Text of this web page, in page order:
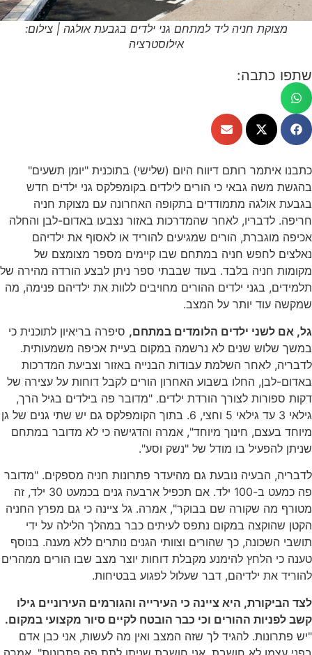
מצוקת חניה ליד למתחם גני ילדים בגבעת אולגה | צילום:
אילוסטרציה
שתפו כתבה:
כתבנו איתמר רותם דיווח היום (שלישי) בתוכנית "יומן תשעים"
בהגשת משה גבאי כי הורים לילדים בקומפלקס גני ילדים חדש
בגבעת אולגה מתמודדים בתקופה האחרונה עם מצוקת חניה
חריפה. לדבריו, לאחר שהמדרכות באזור נצבעו באדום-לבן והחלה
אכיפה מוגברת, הורים שמגיעים להוריד או לאסוף את ילדיהם
נאלצים לחפש חניה במתחם שבו קיימים מספר מצומצם של
מקומות חניה בלבד. בעוד שבבתי ספר ניתן לבצע הורדה מהירה של
תלמידים, בגני ילדים ההורים מחויבים ללוות את ילדיהם פנימה, מה
שמקשה עוד יותר על המצב.
גל, אם לשני ילדים הלומדים במתחם, סיפרה בריאיון לתוכנית כי
במשך שלוש שנים לא נרשמה במקום בעיית אכיפה משמעותית.
לדבריה, לאחר השלמת עבודות הבנייה באזור וצביעת המדרכות
באדום-לבן, החלו בשבוע האחרון הורים לקבל דוחות על עצירה של
דקות ספורות לצורך הורדת ילדים. "מדובר פה בילדים בגיל הרך,
גילאי 3 עד גילאי 5 וחצי, 6. בתוך הקומפלקס גם יש שתי גנים של גן
מיוחד בעצם, חינוך מיוחד", אמרה והדגישה כי לא מדובר במתחם
שניתן להפעיל בו מודל של "נשק וסע".
לדבריה, הבעיה נובעת גם מהיעדר פתרונות חניה מספקים. "מדובר
פה כמעט ב-100 ילד. אם תכפיל ארבעה גנים בכמעט 30 ילד, זה
מטורף מה שקורה שם בבוקר", אמרה. גל ציינה כי גם מפרץ החניה
הקטן שהוקצה במקום נתפס לעיתים כבר במהלך הלילה על ידי
תושבי השכונה, כך שהורים וצוותי הגנים נותרים ללא מענה. בנוסף
טענה כי הלחץ להימנע מקבלת דוחות יוצר מצב שבו הורים ממהרים
להוריד את ילדיהם, דבר שעלול לפגוע בבטיחות.
לצד הביקורת, היא ציינה כי העירייה והגורמים העירוניים גילו
קשב לפניות ההורים וכי כבר הובטח לקיים סיור מקצועי במקום.
"יש פתרונות. להגיד לך שזה המצב ואין מה לעשות, אני כבן אדם